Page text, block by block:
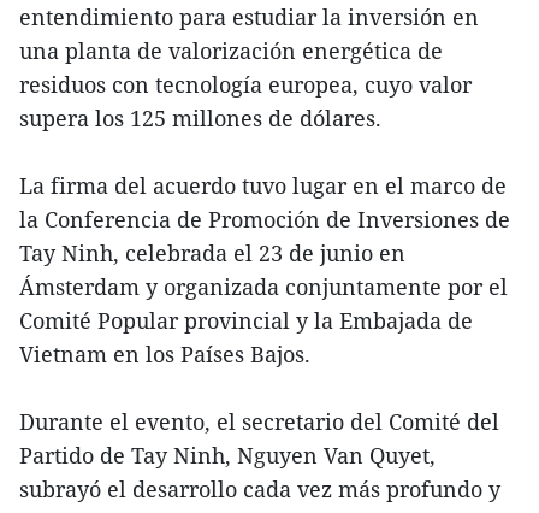
entendimiento para estudiar la inversión en
una planta de valorización energética de
residuos con tecnología europea, cuyo valor
supera los 125 millones de dólares.
La firma del acuerdo tuvo lugar en el marco de
la Conferencia de Promoción de Inversiones de
Tay Ninh, celebrada el 23 de junio en
Ámsterdam y organizada conjuntamente por el
Comité Popular provincial y la Embajada de
Vietnam en los Países Bajos.
Durante el evento, el secretario del Comité del
Partido de Tay Ninh, Nguyen Van Quyet,
subrayó el desarrollo cada vez más profundo y